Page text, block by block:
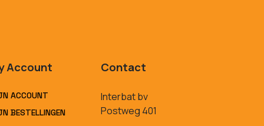
Account
ACCOUNT
BESTELLINGEN
Contact
Interbat bv
Postweg 401